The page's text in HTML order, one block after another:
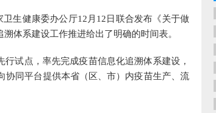
生健康委办公厅12月12日联合发布《关于做
体系建设工作推进给出了明确的时间表。
试点，率先完成疫苗信息化追溯体系建设，
协同平台提供本省（区、市）内疫苗生产、流